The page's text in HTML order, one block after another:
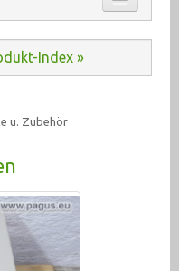
Index »
u. Zubehör